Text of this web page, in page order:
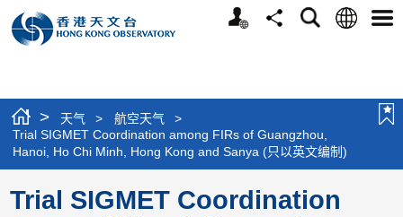
个
分
搜
语
选
> 天气 > 航空天气
>
Trial SIGMET Coordination among FIRs of Guangzhou,
Hanoi, Ho Chi Minh, Hong Kong and Sanya (只以英文编制)
Trial SIGMET Coordination